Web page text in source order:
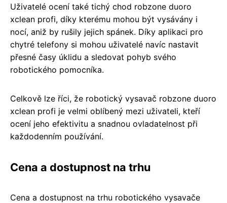
Uživatelé ocení také tichý chod robzone duoro
xclean profi, díky kterému mohou být vysávány i
nocí, aniž by rušily jejich spánek. Díky aplikaci pro
chytré telefony si mohou uživatelé navíc nastavit
přesné časy úklidu a sledovat pohyb svého
robotického pomocníka.
Celkově lze říci, že robotický vysavač robzone duoro
xclean profi je velmi oblíbený mezi uživateli, kteří
ocení jeho efektivitu a snadnou ovladatelnost při
každodenním používání.
Cena a dostupnost na trhu
Cena a dostupnost na trhu robotického vysavače